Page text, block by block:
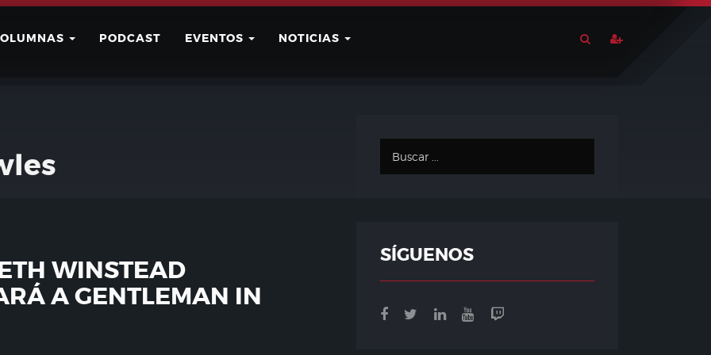
PODCAST EVENTOS NOTICIAS
WINSTEAD
A GENTLEMAN IN
SÍGUENOS